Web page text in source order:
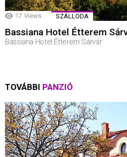
17 Views SZÁLLODA
Bassiana Hotel Étterem
Bassiana Hotel Étterem Sárvár
TOVÁBBI PANZIÓ